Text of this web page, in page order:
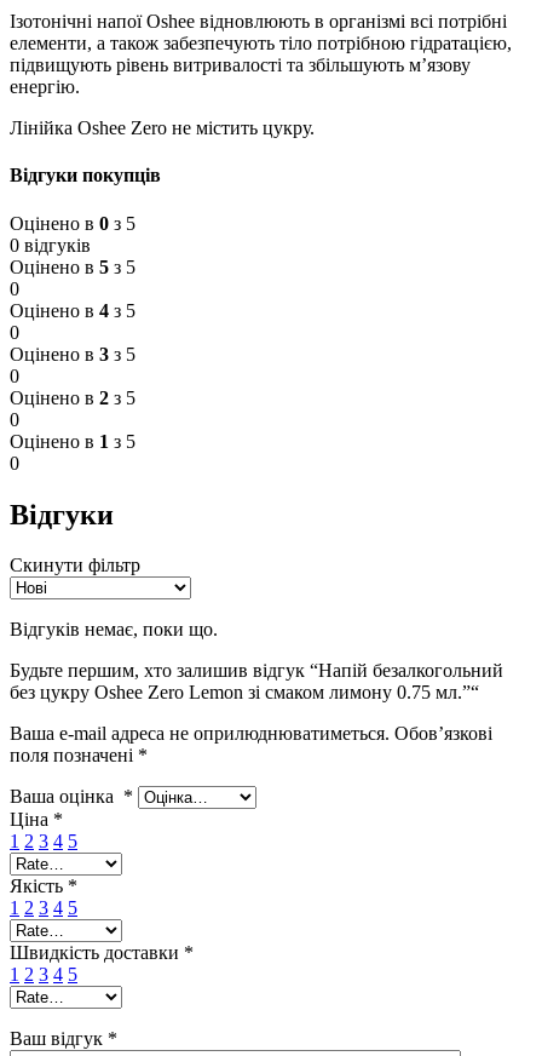
Ізотонічні напої Oshee відновлюють в організмі всі потрібні
елементи, а також забезпечують тіло потрібною гідратацією,
підвищують рівень витривалості та збільшують м’язову
енергію.
Лінійка Oshee Zero не містить цукру.
Відгуки покупців
Оцінено в 0 з 5
0 відгуків
Оцінено в 5 з 5
0
Оцінено в 4 з 5
0
Оцінено в 3 з 5
0
Оцінено в 2 з 5
0
Оцінено в 1 з 5
0
Відгуки
Скинути фільтр
Відгуків немає, поки що.
Будьте першим, хто залишив відгук “Напій безалкогольний
без цукру Oshee Zero Lemon зі смаком лимону 0.75 мл.”“
Ваша e-mail адреса не оприлюднюватиметься. Обов’язкові
поля позначені *
Ваша оцінка *
Ціна *
1 2 3 4 5
Якість *
1 2 3 4 5
Швидкість доставки *
1 2 3 4 5
Ваш відгук *